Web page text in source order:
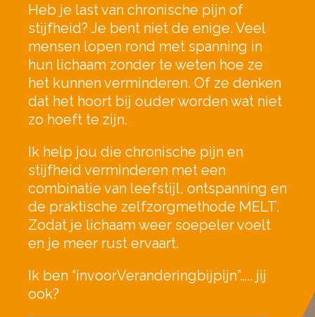
Heb je last van chronische pijn of
stijfheid? Je bent niet de enige. Veel
mensen lopen rond met spanning in
hun lichaam zonder te weten hoe ze
het kunnen verminderen. Of ze denken
dat het hoort bij ouder worden wat niet
zo hoeft te zijn.
Ik help jou die chronische pijn en
stijfheid verminderen met een
combinatie van leefstijl, ontspanning en
de praktische zelfzorgmethode MELT.
Zodat je lichaam weer soepeler voelt
en je meer rust ervaart.
Ik ben “invoorVeranderingbijpijn”….. jij
ook?